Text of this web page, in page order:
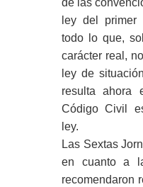
de las
ley del primer
todo lo que,
carácter real,
ley de
resulta ahora
Código Civil
ley.
Las Sextas
en cuanto a
recomendaron